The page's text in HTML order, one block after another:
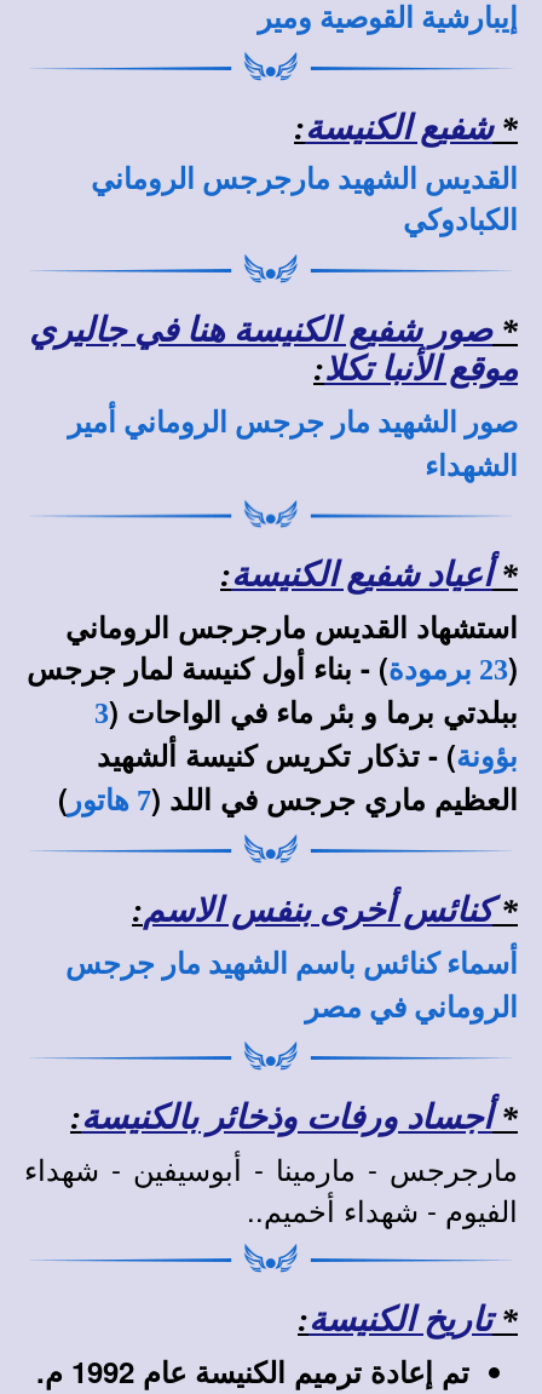
إيبارشية القوصية ومير
*شفيع الكنيسة:
القديس الشهيد مارجرجس الروماني
الكبادوكي
*صور شفيع الكنيسة هنا في جاليري
موقع الأنبا تكلا:
صور الشهيد مار جرجس الروماني أمير
الشهداء
*أعياد شفيع الكنيسة:
استشهاد القديس مارجرجس الروماني
(23 برمودة
) - بناء أول كنيسة لمار جرجس
ببلدتي برما و بئر ماء في الواحات (3
بؤونة) - تذكار تكريس كنيسة ألشهيد
العظيم ماري جرجس في اللد (7 هاتور )
*كنائس أخرى بنفس الاسم:
أسماء كنائس باسم الشهيد مار جرجس
الروماني في مصر
*أجساد ورفات وذخائر بالكنيسة:
مارجرجس - مارمينا - أبوسيفين - شهداء
الفيوم - شهداء أخميم..
*تاريخ الكنيسة:
تم إعادة ترميم الكنيسة عام 1992 م.